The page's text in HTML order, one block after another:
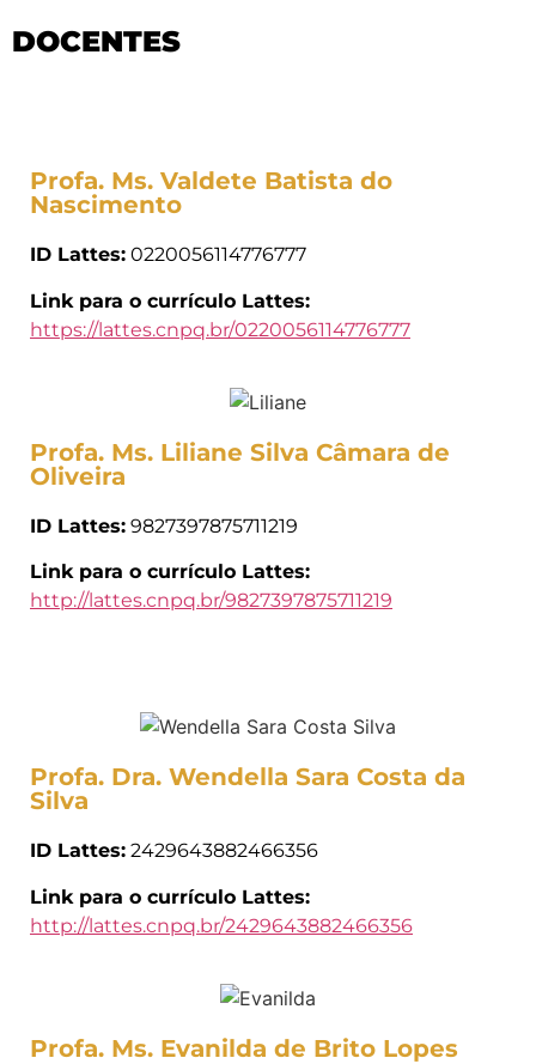
DOCENTES
Profa. Ms. Valdete Batista do
Nascimento
ID Lattes: 0220056114776777
Link para o currículo Lattes:
https://lattes.cnpq.br/0220056114776777
Profa. Ms. Liliane Silva Câmara de
Oliveira
ID Lattes: 9827397875711219
Link para o currículo Lattes:
http://lattes.cnpq.br/9827397875711219
Profa. Dra. Wendella Sara Costa da
Silva
ID Lattes: 2429643882466356
Link para o currículo Lattes:
http://lattes.cnpq.br/2429643882466356
Profa. Ms. Evanilda de Brito Lopes